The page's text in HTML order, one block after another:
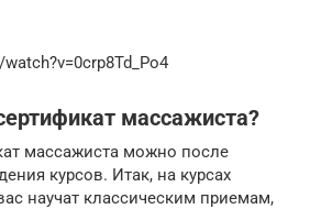
массажиста?
массажиста можно после
курсов. Итак, на курсах
научат классическим приемам,